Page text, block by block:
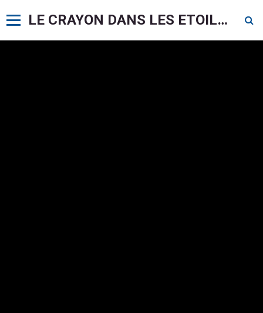
LE CRAYON DANS LES ETOILES